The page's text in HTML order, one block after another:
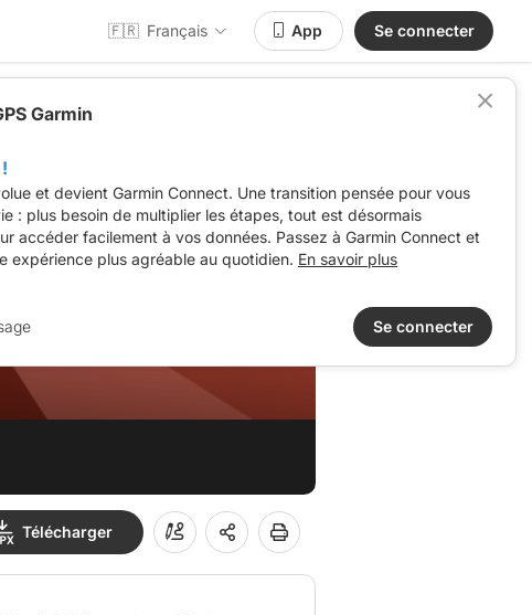
🇫🇷 Français App Se connecter
Télécharger
Garmin
et devient Garmin Connect. Une transition pensée pour vous
: plus besoin de multiplier les étapes, tout est désormais
accéder facilement à vos données. Passez à Garmin Connect et
expérience plus agréable au quotidien. En savoir plus
Se connecter